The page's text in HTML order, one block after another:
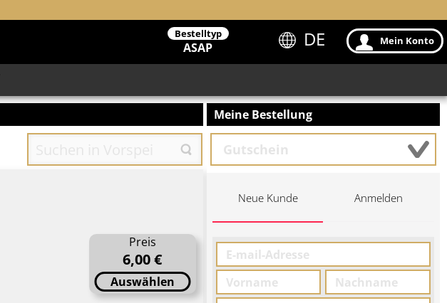
Mein Konto
DE
Bestelltyp
ASAP
Preis
6,00 €
Auswählen
Meine Bestellung
Neue Kunde Anmelden